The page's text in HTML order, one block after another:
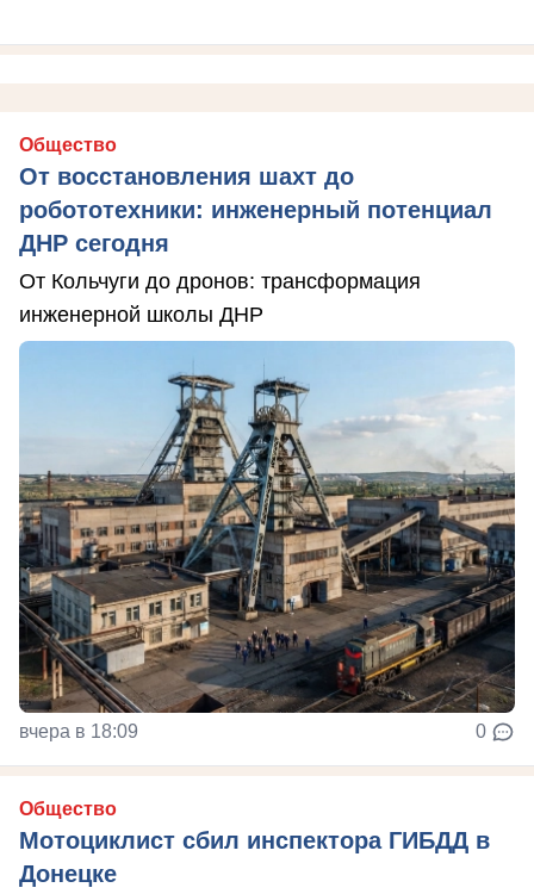
Общество
От восстановления шахт до
робототехники: инженерный потенциал
ДНР сегодня
От Кольчуги до дронов: трансформация
инженерной школы ДНР
вчера в 18:09 0
Общество
Мотоциклист сбил инспектора ГИБДД в
Донецке